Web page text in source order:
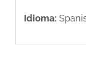
Idioma: